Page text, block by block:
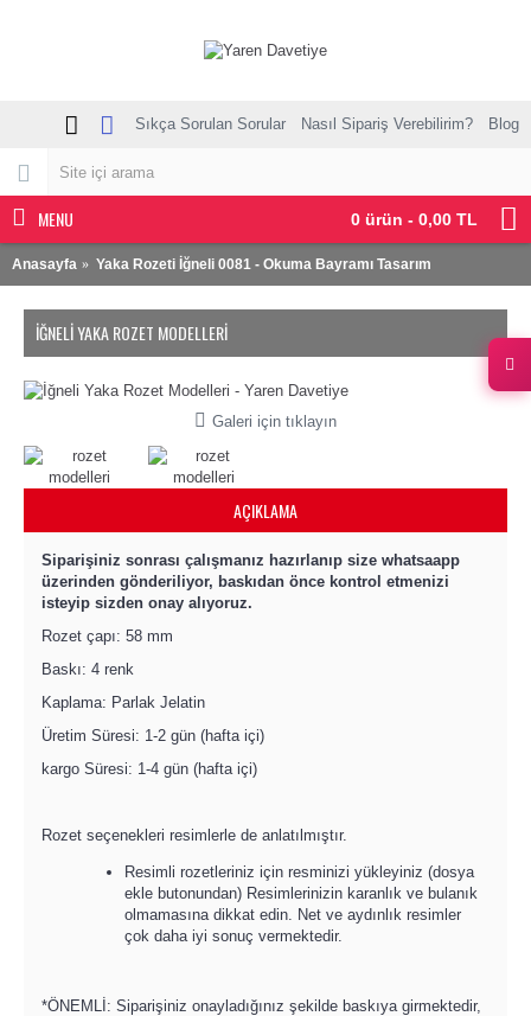
0 ürün - 0,00 TL
Sıkça Sorulan Sorular Nasıl Sipariş Verebilirim? Blog
MENU
Anasayfa Yaka Rozeti İğneli 0081 - Okuma Bayramı Tasarım
İĞNELI YAKA ROZET MODELLERI
Galeri için tıklayın
AÇIKLAMA
Siparişiniz sonrası çalışmanız hazırlanıp size whatsaapp
üzerinden gönderiliyor, baskıdan önce kontrol etmenizi
isteyip sizden onay alıyoruz.
Rozet çapı: 58 mm
Baskı: 4 renk
Kaplama: Parlak Jelatin
Üretim Süresi: 1-2 gün (hafta içi)
kargo Süresi: 1-4 gün (hafta içi)
Rozet seçenekleri resimlerle de anlatılmıştır.
Resimli rozetleriniz için resminizi yükleyiniz (dosya
ekle butonundan) Resimlerinizin karanlık ve bulanık
olmamasına dikkat edin. Net ve aydınlık resimler
çok daha iyi sonuç vermektedir.
*ÖNEMLİ: Siparişiniz onayladığınız şekilde baskıya girmektedir,